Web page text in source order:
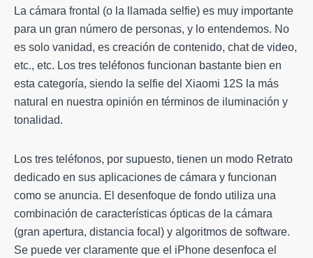
La cámara frontal (o la llamada selfie) es muy importante
para un gran número de personas, y lo entendemos. No
es solo vanidad, es creación de contenido, chat de video,
etc., etc. Los tres teléfonos funcionan bastante bien en
esta categoría, siendo la selfie del Xiaomi 12S la más
natural en nuestra opinión en términos de iluminación y
tonalidad.
Los tres teléfonos, por supuesto, tienen un modo Retrato
dedicado en sus aplicaciones de cámara y funcionan
como se anuncia. El desenfoque de fondo utiliza una
combinación de características ópticas de la cámara
(gran apertura, distancia focal) y algoritmos de software.
Se puede ver claramente que el iPhone desenfoca el